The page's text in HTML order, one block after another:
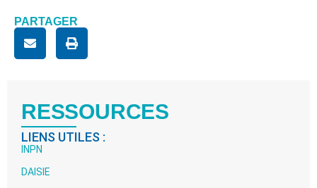
PARTAGER
RESSOURCES
LIENS UTILES :
INPN
DAISIE